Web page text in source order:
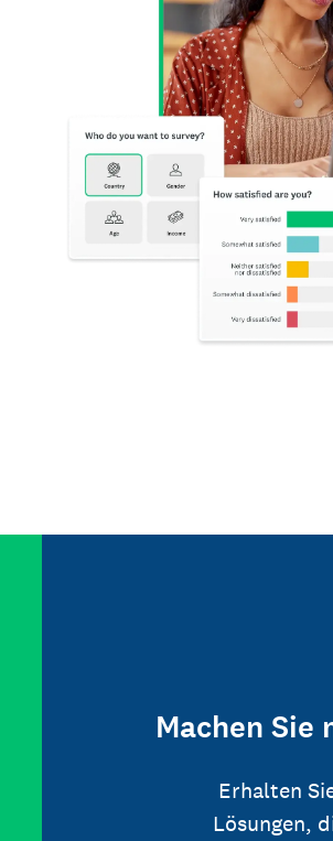
Machen Sie
Erhalten
Lösungen,